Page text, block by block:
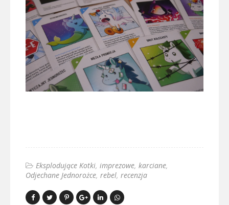
Eksplodujące Kotki imprezowe karciane
Odjechane Jednorożce rebel recenzja